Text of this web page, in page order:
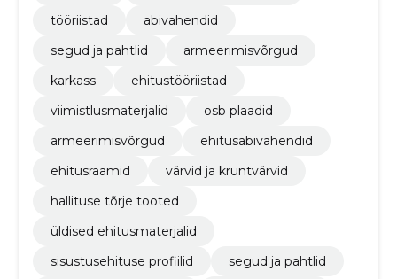
tööriistad
abivahendid
segud ja pahtlid
armeerimisvõrgud
karkass
ehitustööriistad
viimistlusmaterjalid
osb plaadid
armeerimisvõrgud
ehitusabivahendid
ehitusraamid
värvid ja kruntvärvid
hallituse tõrje tooted
üldised ehitusmaterjalid
sisustusehituse profiilid
segud ja pahtlid